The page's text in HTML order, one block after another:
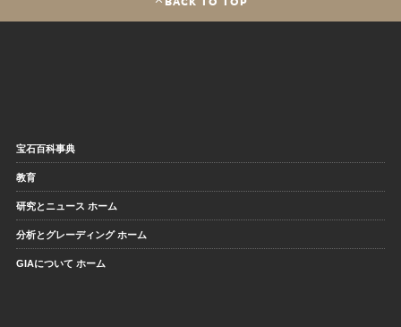
宝石百科事典
教育
研究とニュース ホーム
分析とグレーディング ホーム
GIAについて ホーム